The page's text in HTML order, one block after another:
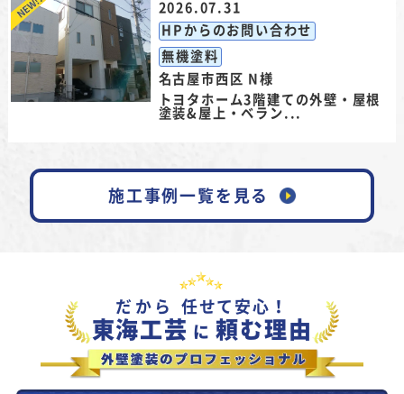
2026.07.31
HPからのお問い合わせ
無機塗料
名古屋市西区 N様
トヨタホーム3階建ての外壁・屋根
塗装&屋上・ベラン...
施工事例一覧を見る
だから 任せて安心！
東海工芸 に 頼む理由